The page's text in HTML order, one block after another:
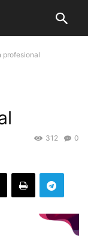
profesional
0
312